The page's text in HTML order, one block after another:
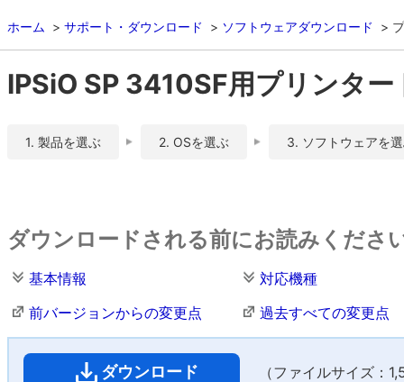
ホーム サポート・ダウンロード ソフトウェアダウンロード
IPSiO SP 3410SF用プリンタ
1. 製品を選ぶ 2. OSを選ぶ 3. ソフトウェアを
ダウンロードされる前にお読みくださ
基本情報
対応機種
前バージョンからの変更点
過去すべての変更点
ダウンロード （ファイルサイズ：